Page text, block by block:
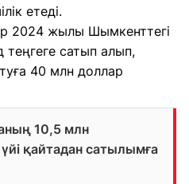
етеді.
2024 жылы Шымкенттегі
сатып алып,
40 млн доллар
10,5 млн
қайтадан сатылымға